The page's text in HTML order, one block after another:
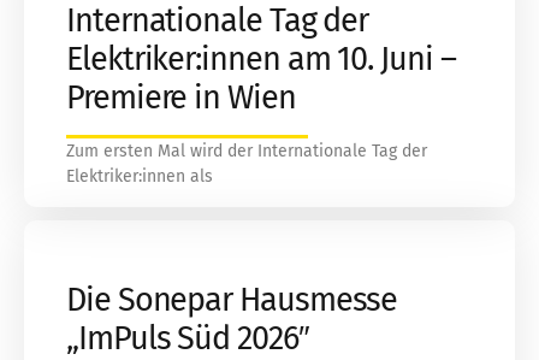
Internationale Tag der
Elektriker:innen am 10. Juni –
Premiere in Wien
Zum ersten Mal wird der Internationale Tag der
Elektriker:innen als
Die Sonepar Hausmesse
„ImPuls Süd 2026″